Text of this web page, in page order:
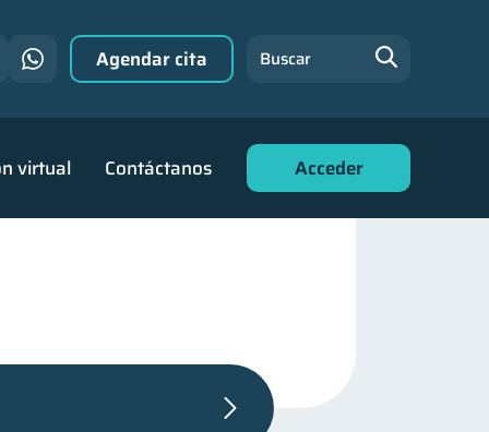
virtual Contáctanos Acceder
Agendar cita Buscar